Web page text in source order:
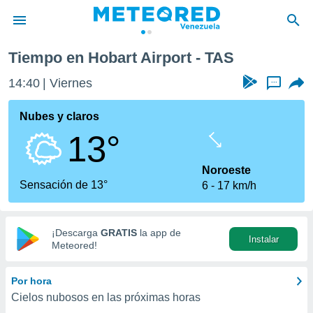
de
ha
calidad.
a este
las
y
digital
basada
Tiempo en Hobart Airport - TAS
14:40 Viernes ...
Nubes y claros
13°
Sensación de 13°
Noroeste
6
17 km/h
¡Descarga GRATIS la app de
Meteored!
Instalar
Por hora
Cielos nubosos en las próximas horas